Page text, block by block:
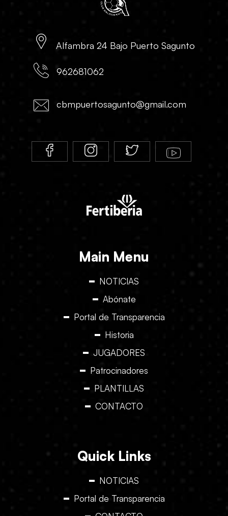
Alfambra 24 Bajo Puerto Sagunto
962681062
cbmpuertosagunto@gmail.com
Main Menu
NOTICIAS
Abónate
Portal de Transparencia
Historia
JUGADORES
Patrocinadores
PLANTILLAS
CONTACTO
Quick Links
NOTICIAS
Portal de Transparencia